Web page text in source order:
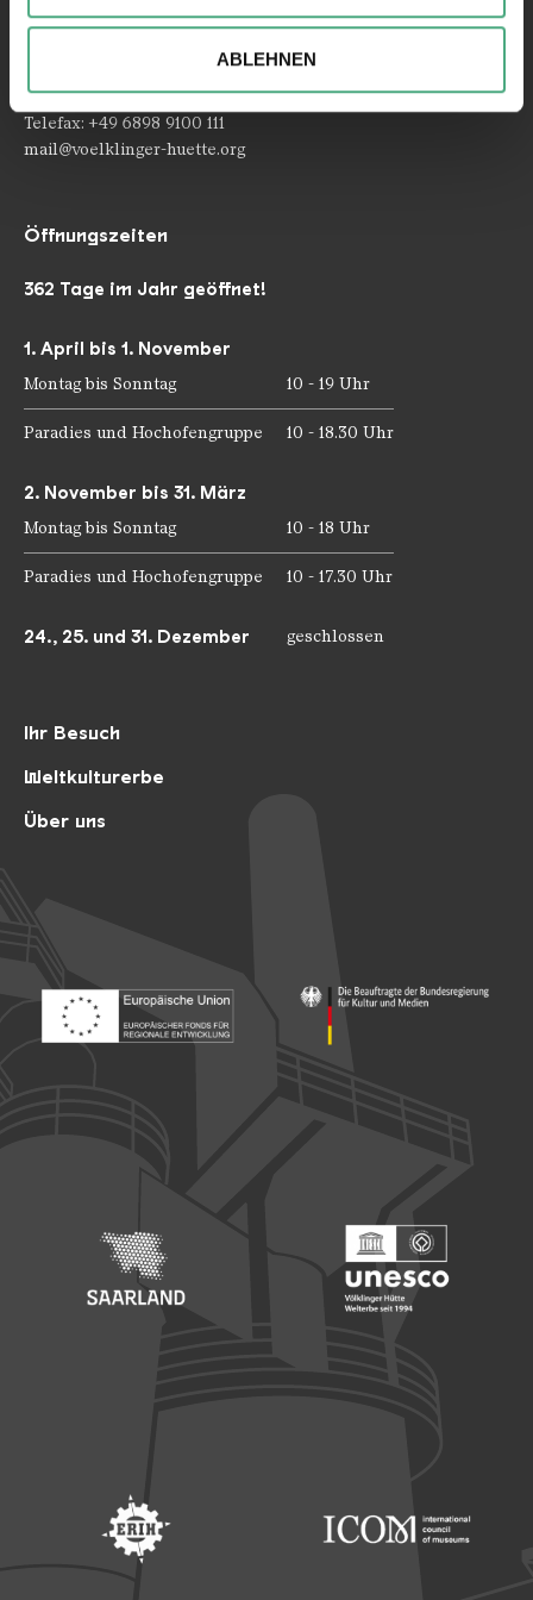
Ihrer Verwendung unserer Website an unsere Partner für
Partner führen diese Informationen möglicherweise mit
weiteren Daten zusammen, die Sie ihnen bereitgestellt
haben oder die sie im Rahmen Ihrer Nutzung der Dienste
gesammelt haben.
ABLEHNEN
Rathausstraße 75 – 79
Telefon: +49 6898 9100 100
Telefax: +49 6898 9100 111
mail@voelklinger-huette.org
Ihr Besuch
Weltkulturerbe
Über uns
Öffnungszeiten
362 Tage im Jahr geöffnet!
1. April bis 1. November
Montag bis Sonntag 10 - 19 Uhr
Paradies und Hochofengruppe 10 - 18.30 Uhr
2. November bis 31. März
Montag bis Sonntag 10 - 18 Uhr
Paradies und Hochofengruppe 10 - 17.30 Uhr
24., 25. und 31. Dezember geschlossen